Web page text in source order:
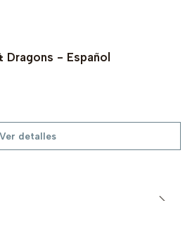
- Español
Ver detalles